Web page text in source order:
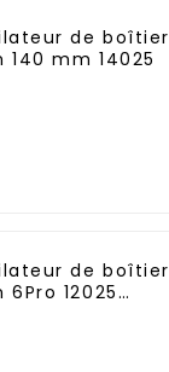
de boîtier
140 mm 14025
de boîtier
6Pro 12025